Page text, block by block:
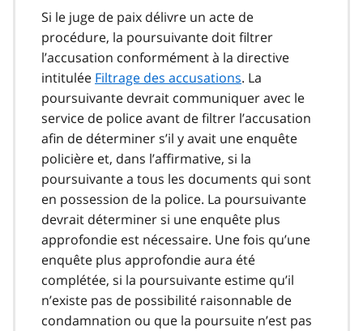
Si le juge de paix délivre un acte de
procédure, la poursuivante doit filtrer
l’accusation conformément à la directive
intitulée Filtrage des accusations. La
poursuivante devrait communiquer avec le
service de police avant de filtrer l’accusation
afin de déterminer s’il y avait une enquête
policière et, dans l’affirmative, si la
poursuivante a tous les documents qui sont
en possession de la police. La poursuivante
devrait déterminer si une enquête plus
approfondie est nécessaire. Une fois qu’une
enquête plus approfondie aura été
complétée, si la poursuivante estime qu’il
n’existe pas de possibilité raisonnable de
condamnation ou que la poursuite n’est pas